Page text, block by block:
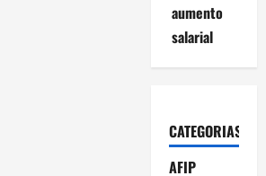
aumento
salarial
CATEGORIAS
AFIP